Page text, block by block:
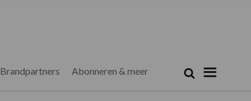
Brandpartners Abonneren & meer Zoek